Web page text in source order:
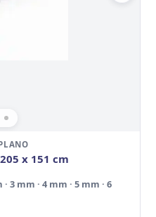
x 151 cm
3 mm · 4 mm · 5 mm · 6